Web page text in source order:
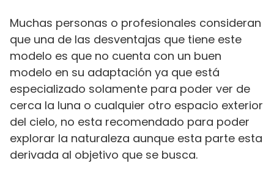
Muchas personas o profesionales consideran
que una de las desventajas que tiene este
modelo es que no cuenta con un buen
modelo en su adaptación ya que está
especializado solamente para poder ver de
cerca la luna o cualquier otro espacio exterior
del cielo, no esta recomendado para poder
explorar la naturaleza aunque esta parte esta
derivada al objetivo que se busca.